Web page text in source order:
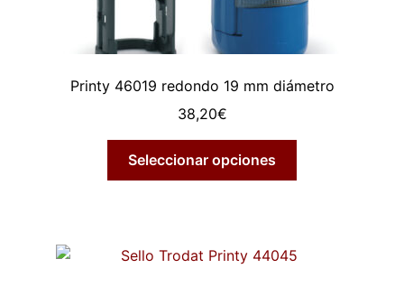
Printy 46019 redondo 19 mm diámetro
38,20€
Seleccionar opciones